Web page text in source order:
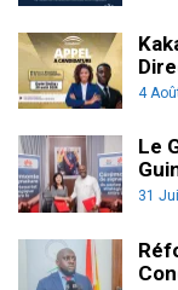
4
Le
31